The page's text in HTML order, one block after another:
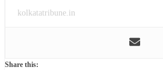
kolkatatribune.in
Share this: